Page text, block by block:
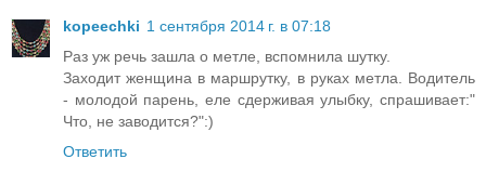
kopeechki 1 сентября 2014 г. в 07:18
Раз уж речь зашла о метле, вспомнила шутку.
Заходит женщина в маршрутку, в руках метла. Водитель
- молодой парень, еле сдерживая улыбку, спрашивает:"
Что, не заводится?":)
Ответить